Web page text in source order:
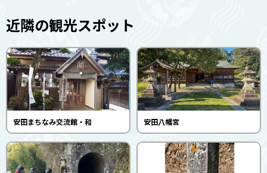
近隣の観光スポット
安田まちなみ交流館・和 安田八幡宮